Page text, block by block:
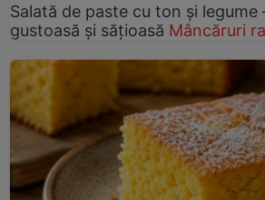
Salată de paste cu ton și legume
gustoasă și sățioasă Mâncăruri